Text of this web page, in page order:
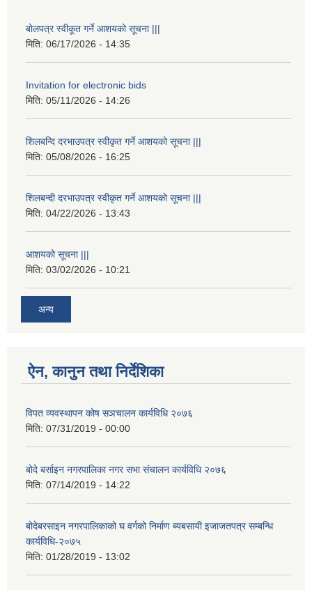
बोलपत्र स्वीकूत गर्ने आशयको सूचना |||
मिति: 06/17/2026 - 14:35
Invitation for electronic bids
मिति: 05/11/2026 - 14:26
शिलबन्दि दरभाउपत्र स्वीकृत गर्ने आशयको सूचना |||
मिति: 05/08/2026 - 16:25
शिलबन्दी दरभाउपत्र स्वीकृत गर्ने आशयको सूचना |||
मिति: 04/22/2026 - 13:43
आशयको सूचना |||
मिति: 03/02/2026 - 10:21
अन्य
ऐन, कानुन तथा निर्देशिका
विपत व्यवस्थापन कोष सञचालन कार्यविधि २०७६
मिति: 07/31/2019 - 00:00
बोदे बर्साइन नगरपालिका नगर सभा संचालन कार्यविधि २०७६
मिति: 07/14/2019 - 14:22
बोदेबरसाइन नगरपालिकाको घ वर्गको निर्माण ब्यबसायी इजाजतपत्र सम्बन्धि
कार्यविधि-२०७५
मिति: 01/28/2019 - 13:02